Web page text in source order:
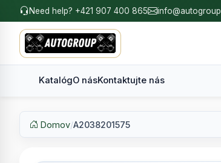
Need help? +421 907 400 865
KatalógO násKontaktujte nás
Domov/A2038201575